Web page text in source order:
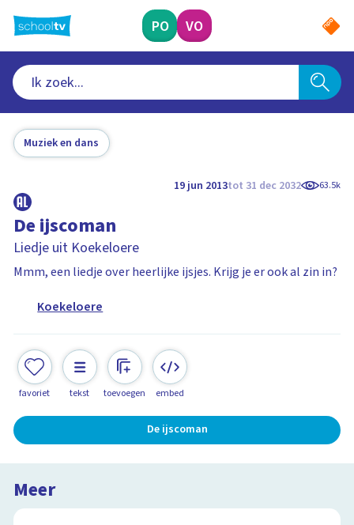
naar
hoofdinhoud
PO VO
Muziek en dans
19 jun 2013tot 31 dec 2032 63.5k
De ijscoman
Liedje uit Koekeloere
Mmm, een liedje over heerlijke ijsjes. Krijg je er ook al zin in?
Koekeloere
favoriet tekst toevoegen embed
De ijscoman
Meer